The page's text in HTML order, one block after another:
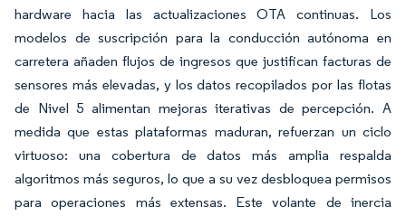
hardware hacia las actualizaciones OTA continuas. Los
modelos de suscripción para la conducción autónoma en
carretera añaden flujos de ingresos que justifican facturas de
sensores más elevadas, y los datos recopilados por las flotas
de Nivel 5 alimentan mejoras iterativas de percepción. A
medida que estas plataformas maduran, refuerzan un ciclo
virtuoso: una cobertura de datos más amplia respalda
algoritmos más seguros, lo que a su vez desbloquea permisos
para operaciones más extensas. Este volante de inercia